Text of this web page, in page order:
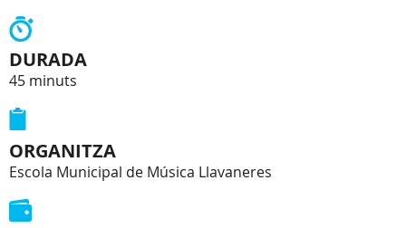
DURADA
45 minuts
ORGANITZA
Escola Municipal de Música Llavaneres